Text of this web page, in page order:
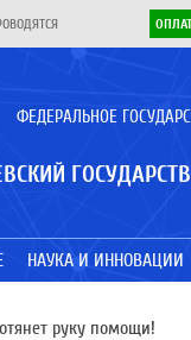
ФЕДЕРАЛЬНОЕ
НАУКА И ИННОВАЦИИ
руку помощи!